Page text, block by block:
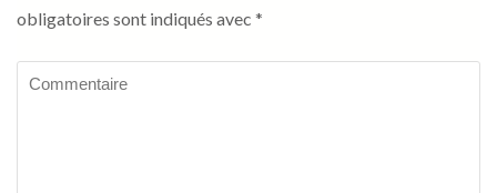
obligatoires sont indiqués avec *
Commentaire